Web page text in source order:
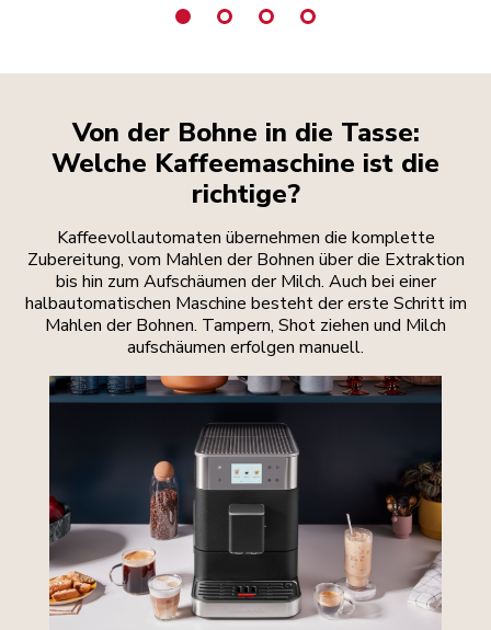
Von der Bohne in die Tasse:
Welche Kaffeemaschine ist die
richtige?
Kaffeevollautomaten übernehmen die komplette
Zubereitung, vom Mahlen der Bohnen über die Extraktion
bis hin zum Aufschäumen der Milch. Auch bei einer
halbautomatischen Maschine besteht der erste Schritt im
Mahlen der Bohnen. Tampern, Shot ziehen und Milch
aufschäumen erfolgen manuell.